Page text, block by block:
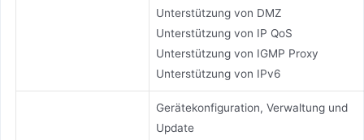
Unterstützung von DMZ
Unterstützung von IP QoS
Unterstützung von IGMP Proxy
Unterstützung von IPv6
Gerätekonfiguration, Verwaltung und
Update